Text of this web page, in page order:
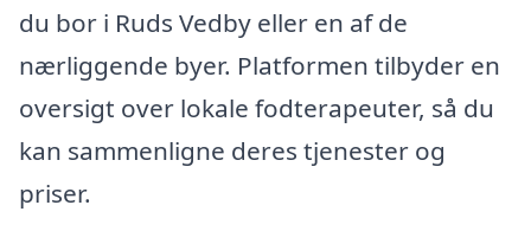
du bor i Ruds Vedby eller en af de
nærliggende byer. Platformen tilbyder en
oversigt over lokale fodterapeuter, så du
kan sammenligne deres tjenester og
priser.